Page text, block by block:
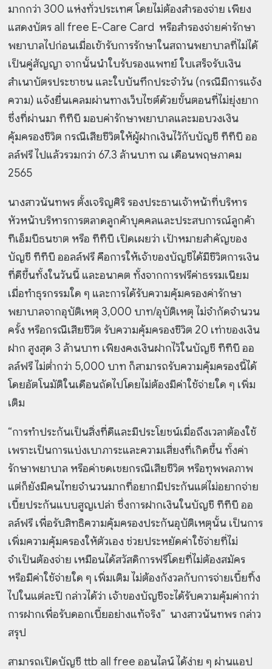
มากกว่า 300 แห่งทั่วประเทศ โดยไม่ต้องสำรองจ่าย เพียง
แสดงบัตร all free E-Care Card หรือสำรองจ่ายค่ารักษา
พยาบาลไปก่อนเมื่อเข้ารับการรักษาในสถานพยาบาลที่ไม่ได้
เป็นคู่สัญญา จากนั้นนำใบรับรองแพทย์ ใบเสร็จรับเงิน
สำเนาบัตรประชาชน และใบบันทึกประจำวัน (กรณีมีการแจ้ง
ความ) แจ้งยื่นเคลมผ่านทางเว็บไซต์ด้วยขั้นตอนที่ไม่ยุ่งยาก
ซึ่งที่ผ่านมา ทีทีบี มอบค่ารักษาพยาบาลและมอบวงเงิน
คุ้มครองชีวิต กรณีเสียชีวิตให้ผู้ฝากเงินไว้กับบัญชี ทีทีบี ออ
ลล์ฟรี ไปแล้วรวมกว่า 67.3 ล้านบาท ณ เดือนพฤษภาคม
2565
นางสาวนันทพร ตั้งเจริญศิริ รองประธานเจ้าหน้าที่บริหาร
หัวหน้าบริหารการตลาดลูกค้าบุคคลและประสบการณ์ลูกค้า
ทีเอ็มบีธนชาต หรือ ทีทีบี เปิดเผยว่า เป้าหมายสำคัญของ
บัญชี ทีทีบี ออลล์ฟรี คือการให้เจ้าของบัญชีได้มีชีวิตการเงิน
ที่ดีขึ้นทั้งในวันนี้ และอนาคต ทั้งจากการฟรีค่าธรรมเนียม
เมื่อทำธุรกรรมใด ๆ และการได้รับความคุ้มครองค่ารักษา
พยาบาลจากอุบัติเหตุ 3,000 บาท/อุบัติเหตุ ไม่จำกัดจำนวน
ครั้ง หรือกรณีเสียชีวิต รับความคุ้มครองชีวิต 20 เท่าของเงิน
ฝาก สูงสุด 3 ล้านบาท เพียงคงเงินฝากไว้ในบัญชี ทีทีบี ออ
ลล์ฟรี ไม่ต่ำกว่า 5,000 บาท ก็สามารถรับความคุ้มครองนี้ได้
โดยอัตโนมัติในเดือนถัดไปโดยไม่ต้องมีค่าใช้จ่ายใด ๆ เพิ่ม
เติม
“การทำประกันเป็นสิ่งที่ดีและมีประโยชน์เมื่อถึงเวลาต้องใช้
เพราะเป็นการแบ่งเบาภาระและความเสี่ยงที่เกิดขึ้น ทั้งค่า
รักษาพยาบาล หรือค่าชดเชยกรณีเสียชีวิต หรือทุพพลภาพ
แต่ก็ยังมีคนไทยจำนวนมากที่อยากมีประกันแต่ไม่อยากจ่าย
เบี้ยประกันแบบสูญเปล่า ซึ่งการฝากเงินในบัญชี ทีทีบี ออ
ลล์ฟรี เพื่อรับสิทธิความคุ้มครองประกันอุบัติเหตุนั้น เป็นการ
เพิ่มความคุ้มครองให้ตัวเอง ช่วยประหยัดค่าใช้จ่ายที่ไม่
จำเป็นต้องจ่าย เหมือนได้สวัสดิการฟรีโดยที่ไม่ต้องสมัคร
หรือมีค่าใช้จ่ายใด ๆ เพิ่มเติม ไม่ต้องกังวลกับการจ่ายเบี้ยทิ้ง
ไปในแต่ละปี กล่าวได้ว่า เจ้าของบัญชีจะได้รับความคุ้มค่ากว่า
การฝากเพื่อรับดอกเบี้ยอย่างแท้จริง” นางสาวนันทพร กล่าว
สรุป
สามารถเปิดบัญชี ttb all free ออนไลน์ ได้ง่าย ๆ ผ่านแอป